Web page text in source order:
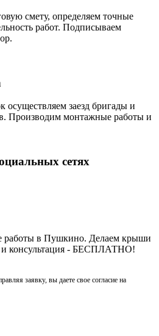
смету, определяем точные
работ. Подписываем
осуществляем заезд бригады и
Производим монтажные работы и
сетях
работы в Пушкино. Делаем крыши
и консультация - БЕСПЛАТНО!
заявку, вы даете свое согласие на